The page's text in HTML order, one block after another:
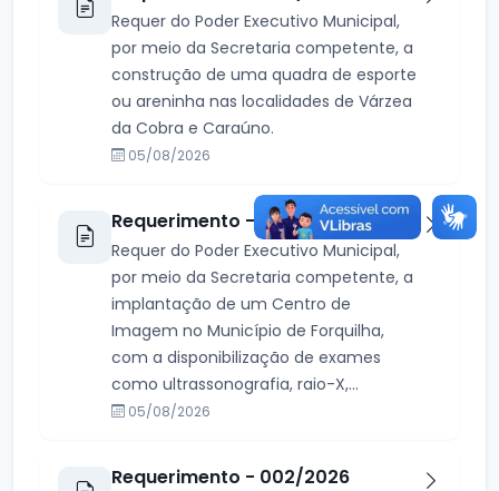
Requer do Poder Executivo Municipal,
por meio da Secretaria competente, a
construção de uma quadra de esporte
ou areninha nas localidades de Várzea
da Cobra e Caraúno.
05/08/2026
Requerimento - 003/2026
Requer do Poder Executivo Municipal,
por meio da Secretaria competente, a
implantação de um Centro de
Imagem no Município de Forquilha,
com a disponibilização de exames
como ultrassonografia, raio-X,...
05/08/2026
Requerimento - 002/2026